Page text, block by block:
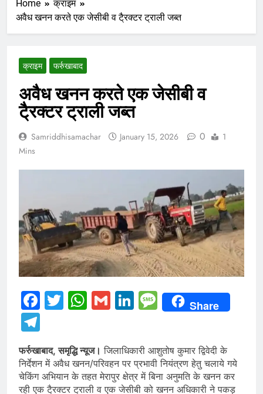
Home
क्राइम
अवैध खनन करते एक जेसीबी व टै्रक्टर ट्राली जब्त
क्राइम फर्रुखाबाद
अवैध खनन करते एक जेसीबी व
टै्रक्टर ट्राली जब्त
Samriddhisamachar January 15, 2026 0
1
Mins
Facebook
Twitter
WhatsApp
GmailLinkedIn
Message
Share
फर्रुखाबाद, समृद्धि न्यूज। जिलाधिकारी आशुतोष कुमार द्विवेदी के
निर्देशन में अवैध खनन/परिवहन पर प्रभावी नियंत्रण हेतु चलाये गये
चेकिंग अभियान के तहत मेरापुर क्षेत्र में बिना अनुमति के खनन कर
रही एक टै्रक्टर ट्राली व एक जेसीबी को खनन अधिकारी ने पकड़